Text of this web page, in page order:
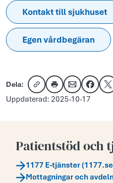
Kontakt till sjukhuset
Egen vårdbegäran
Dela:
Kopiera länk
Skriv utDela via e-
Dela
Uppdaterad: 2025-10-17
Patientstöd och
1177 E-tjänster
Mottagningar och